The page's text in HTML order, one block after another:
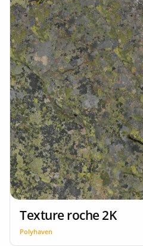
Texture roche 2K
Polyhaven